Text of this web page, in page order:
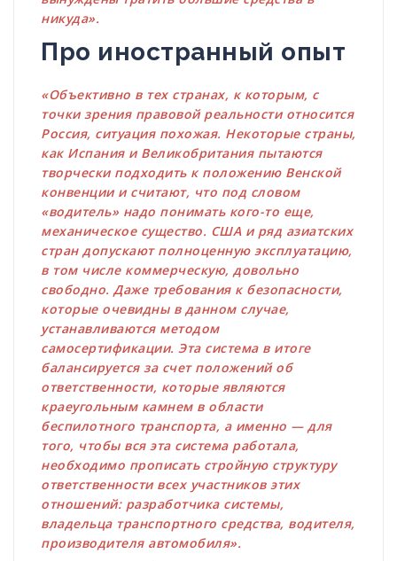
никуда».
Про иностранный опыт
«Объективно в тех странах, к которым, с
точки зрения правовой реальности относится
Россия, ситуация похожая. Некоторые страны,
как Испания и Великобритания пытаются
творчески подходить к положению Венской
конвенции и считают, что под словом
«водитель» надо понимать кого-то еще,
механическое существо. США и ряд азиатских
стран допускают полноценную эксплуатацию,
в том числе коммерческую, довольно
свободно. Даже требования к безопасности,
которые очевидны в данном случае,
устанавливаются методом
самосертификации. Эта система в итоге
балансируется за счет положений об
ответственности, которые являются
краеугольным камнем в области
беспилотного транспорта, а именно — для
того, чтобы вся эта система работала,
необходимо прописать стройную структуру
ответственности всех участников этих
отношений: разработчика системы,
владельца транспортного средства, водителя,
производителя автомобиля».